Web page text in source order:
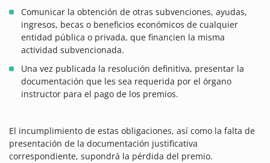
Comunicar la obtención de otras subvenciones, ayudas,
ingresos, becas o beneficios económicos de cualquier
entidad pública o privada, que financien la misma
actividad subvencionada.
Una vez publicada la resolución definitiva, presentar la
documentación que les sea requerida por el órgano
instructor para el pago de los premios.
El incumplimiento de estas obligaciones, así como la falta de
presentación de la documentación justificativa
correspondiente, supondrá la pérdida del premio.